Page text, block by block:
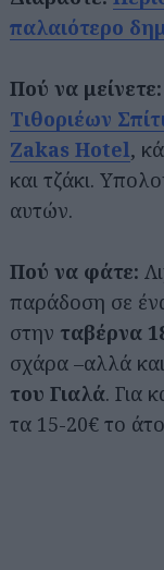
παλαιότερο
Πού να μείνετε:
Τιθοριέων
Zakas Hotel,
και τζάκι.
αυτών.
Πού να φάτε:
παράδοση σε
στην ταβέρνα
σχάρα –αλλά
του Γιαλά. Για
τα 15-20€ το